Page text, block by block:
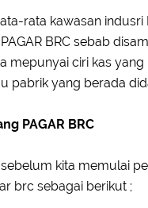
rata kawasan
BRC sebab
mepunyai ciri kas
pabrik yang berada
PAGAR BRC
kita memulai
brc sebagai berikut ;